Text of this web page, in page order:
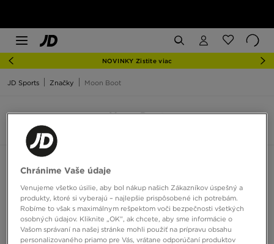
NOVINKY Zistite viac
JD Sports Značky Moon Boot
Moon Boot
Chránime Vaše údaje
Venujeme všetko úsilie, aby bol nákup našich Zákazníkov úspešný a
produkty, ktoré si vyberajú – najlepšie prispôsobené ich potrebám.
Robíme to však s maximálnym rešpektom voči bezpečnosti všetkých
osobných údajov. Kliknite „OK”, ak chcete, aby sme informácie o
Vašom správaní na našej stránke mohli použiť na prípravu obsahu
personalizovaného priamo pre Vás, vrátane odporúčaní produktov